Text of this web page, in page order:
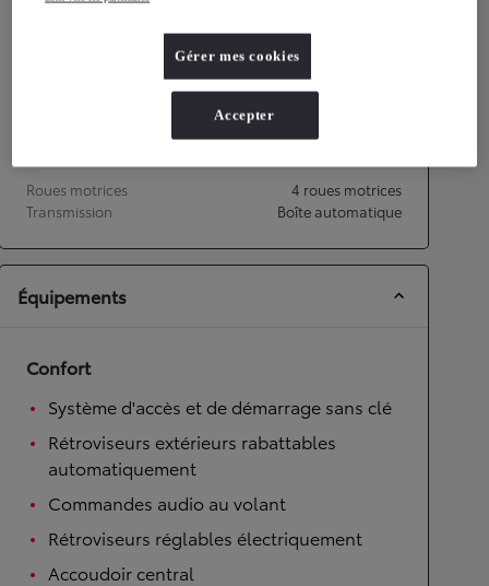
Accélération 0-100km/h
11,2
Roues motrices
4 roues motrices
Transmission
Boîte automatique
Équipements
Confort
Système d'accès et de démarrage sans clé
Rétroviseurs extérieurs rabattables
automatiquement
Commandes audio au volant
Rétroviseurs réglables électriquement
Accoudoir central
Gérer mes cookies
Accepter